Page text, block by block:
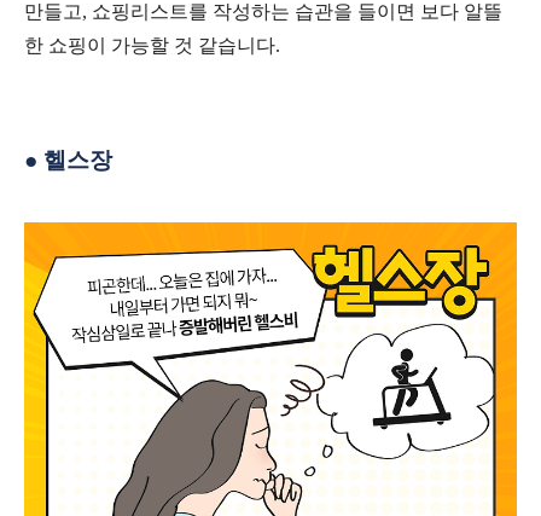
만들고, 쇼핑리스트를 작성하는 습관을 들이면 보다 알뜰
한 쇼핑이 가능할 것 같습니다.
● 헬스장